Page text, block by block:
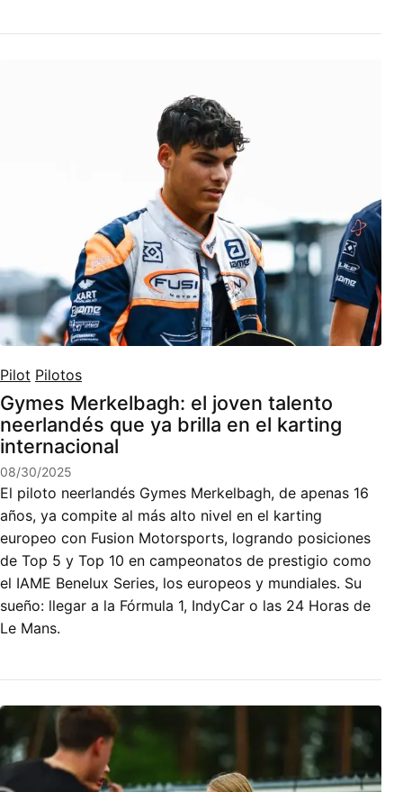
Pilot Pilotos
Gymes Merkelbagh: el joven talento
neerlandés que ya brilla en el karting
internacional
08/30/2025
El piloto neerlandés Gymes Merkelbagh, de apenas 16
años, ya compite al más alto nivel en el karting
europeo con Fusion Motorsports, logrando posiciones
de Top 5 y Top 10 en campeonatos de prestigio como
el IAME Benelux Series, los europeos y mundiales. Su
sueño: llegar a la Fórmula 1, IndyCar o las 24 Horas de
Le Mans.